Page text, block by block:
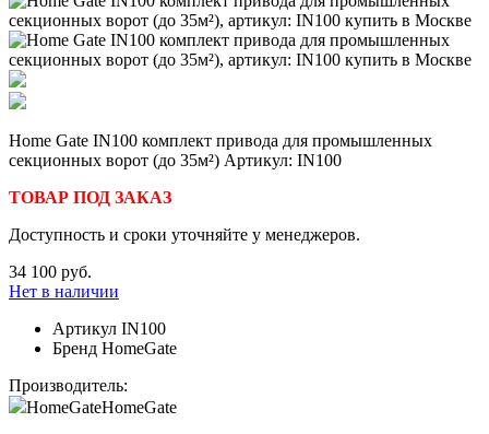
Home Gate IN100 комплект привода для промышленных
секционных ворот (до 35м²) Артикул: IN100
ТОВАР ПОД ЗАКАЗ
Доступность и сроки уточняйте у менеджеров.
34 100 руб.
Нет в наличии
Артикул IN100
Бренд HomeGate
Производитель:
HomeGateHomeGate